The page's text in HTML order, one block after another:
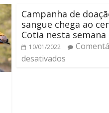
Campanha de
sangue chega ao
Cotia nesta semana
10/01/2022
desativados